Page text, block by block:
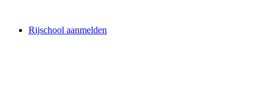
Rijschool aanmelden